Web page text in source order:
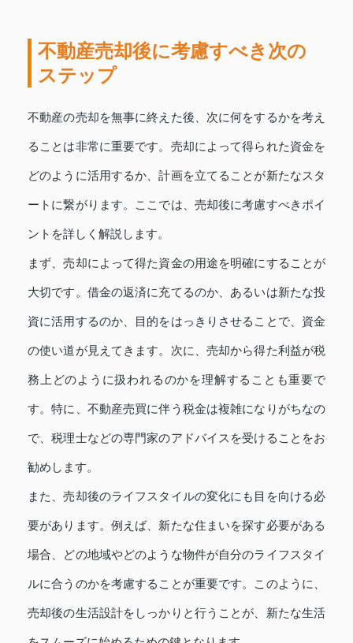
不動産売却後に考慮すべき次の
ステップ
不動産の売却を無事に終えた後、次に何をするかを考え
ることは非常に重要です。売却によって得られた資金を
どのように活用するか、計画を立てることが新たなスタ
ートに繋がります。ここでは、売却後に考慮すべきポイ
ントを詳しく解説します。
まず、売却によって得た資金の用途を明確にすることが
大切です。借金の返済に充てるのか、あるいは新たな投
資に活用するのか、目的をはっきりさせることで、資金
の使い道が見えてきます。次に、売却から得た利益が税
務上どのように扱われるのかを理解することも重要で
す。特に、不動産売買に伴う税金は複雑になりがちなの
で、税理士などの専門家のアドバイスを受けることをお
勧めします。
また、売却後のライフスタイルの変化にも目を向ける必
要があります。例えば、新たな住まいを探す必要がある
場合、どの地域やどのような物件が自分のライフスタイ
ルに合うのかを考慮することが重要です。このように、
売却後の生活設計をしっかりと行うことが、新たな生活